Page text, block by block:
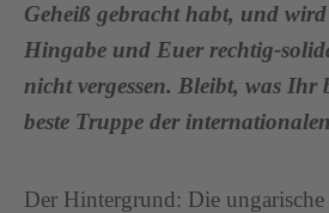
Geheiß gebracht habt, und
Hingabe und Euer rechtig-
nicht vergessen. Bleibt, was Ihr
beste Truppe der
Der Hintergrund: Die